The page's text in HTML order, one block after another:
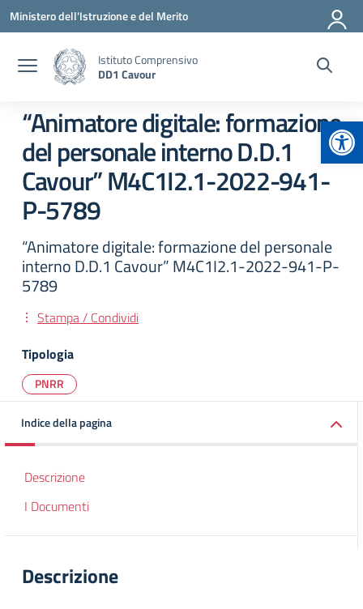
Vai ai contenuti
Vai al menu di navigazione
Vai al footer
Ministero dell'Istruzione e del Merito
Istituto Comprensivo
DD1 Cavour
“Animatore digitale: formazione
del personale interno D.D.1
Cavour” M4C1I2.1-2022-941-
P-5789
“Animatore digitale: formazione del personale
interno D.D.1 Cavour” M4C1I2.1-2022-941-P-
5789
Stampa / Condividi
Tipologia
PNRR
Indice della pagina
Descrizione
I Documenti
Descrizione